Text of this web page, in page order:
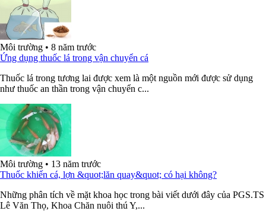
Môi trường • 8 năm trước
Ứng dụng thuốc lá trong vận chuyển cá
Thuốc lá trong tương lai được xem là một nguồn mới được sử dụng
như thuốc an thần trong vận chuyển c...
Môi trường • 13 năm trước
Thuốc khiến cá, lợn &quot;lăn quay&quot; có hại không?
Những phân tích về mặt khoa học trong bài viết dưới đây của PGS.TS
Lê Văn Thọ, Khoa Chăn nuôi thú Y,...